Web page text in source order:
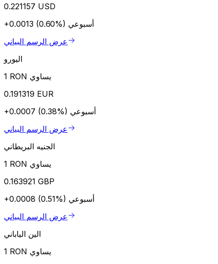
0.221157 USD
+0.0013 (0.60%) أسبوعي
عرض الرسم البياني
اليورو
1 RON يساوي
0.191319 EUR
+0.0007 (0.38%) أسبوعي
عرض الرسم البياني
الجنيه البريطاني
1 RON يساوي
0.163921 GBP
+0.0008 (0.51%) أسبوعي
عرض الرسم البياني
الين الياباني
1 RON يساوي